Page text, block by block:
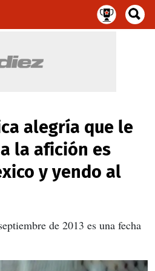
alegría que le
la afición es
y yendo al
de 2013 es una fecha